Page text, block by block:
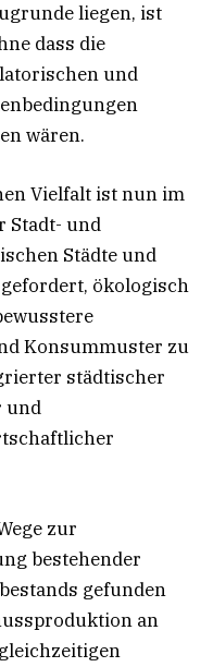
liegen, ist
dass die
und
wären.
Vielfalt ist nun im
Stadt- und
Städte und
ökologisch
Konsummuster zu
städtischer
und
zur
bestehender
gefunden
an